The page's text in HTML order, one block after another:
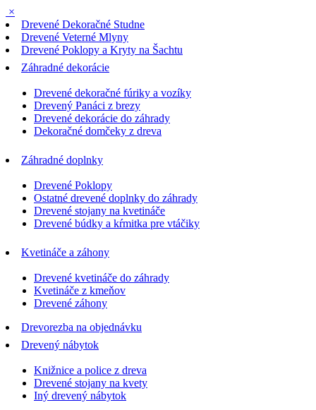
×
Drevené Dekoračné Studne
Drevené Veterné Mlyny
Drevené Poklopy a Kryty na Šachtu
Záhradné dekorácie
Drevené dekoračné fúriky a vozíky
Drevený Panáci z brezy
Drevené dekorácie do záhrady
Dekoračné domčeky z dreva
Záhradné doplnky
Drevené Poklopy
Ostatné drevené doplnky do záhrady
Drevené stojany na kvetináče
Drevené búdky a kŕmitka pre vtáčiky
Kvetináče a záhony
Drevené kvetináče do záhrady
Kvetináče z kmeňov
Drevené záhony
Drevorezba na objednávku
Drevený nábytok
Knižnice a police z dreva
Drevené stojany na kvety
Iný drevený nábytok